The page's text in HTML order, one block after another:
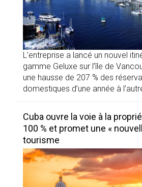
L’entreprise a lancé un nouvel
gamme Geluxe sur l’île de
une hausse de 207 % des
domestiques d’une année à
Cuba ouvre la voie à la
100 % et promet une «
tourisme